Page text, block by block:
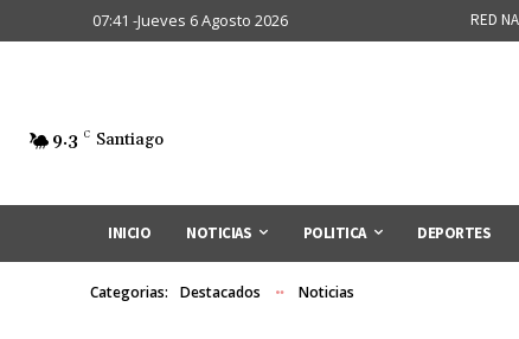
07:41 -Jueves 6 Agosto 2026 RED
9.3 C Santiago
INICIO NOTICIAS POLITICA DEPORTES
Categorias: Destacados Noticias